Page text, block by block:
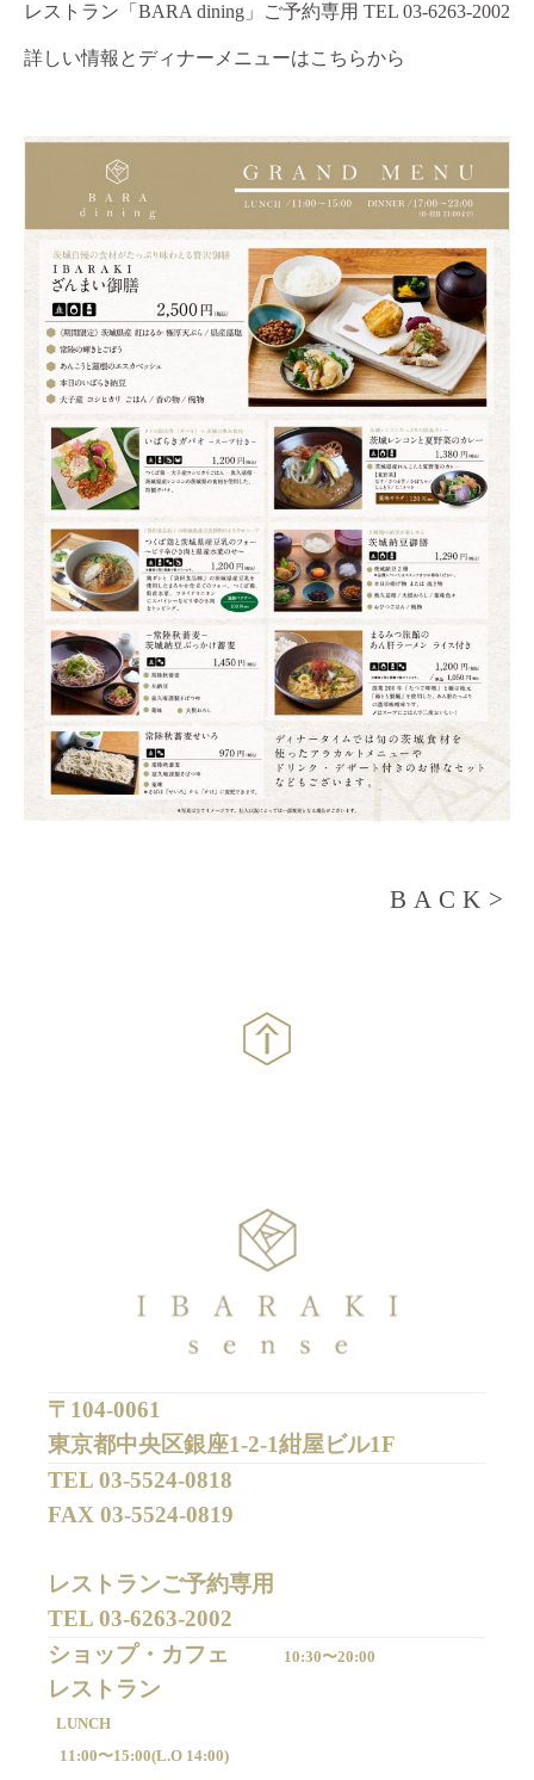
レストラン「 BARA dining 」ご予約専用 TEL 03-6263-2002
詳しい情報とディナーメニューはこちらから
BACK>
〒104-0061
東京都中央区銀座1-2-1紺屋ビル1F
TEL 03-5524-0818
FAX 03-5524-0819
レストランご予約専用
TEL 03-6263-2002
ショップ・カフェ
10:30〜20:00
LUNCH
11:00〜15:00(L.O 14:00)